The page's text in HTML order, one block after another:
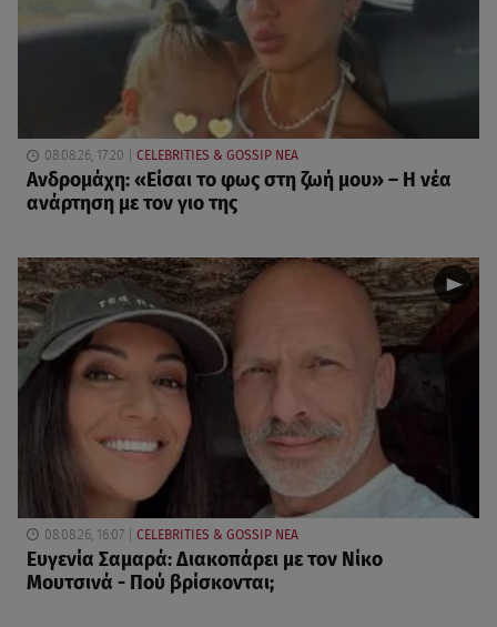
08.08.26, 17:20 CELEBRITIES & GOSSIP ΝΕΑ
Ανδρομάχη: «Είσαι το φως στη ζωή μου» – Η νέα
ανάρτηση με τον γιο της
08.08.26, 16:07 CELEBRITIES & GOSSIP ΝΕΑ
Ευγενία Σαμαρά: Διακοπάρει με τον Νίκο
Μουτσινά - Πού βρίσκονται;